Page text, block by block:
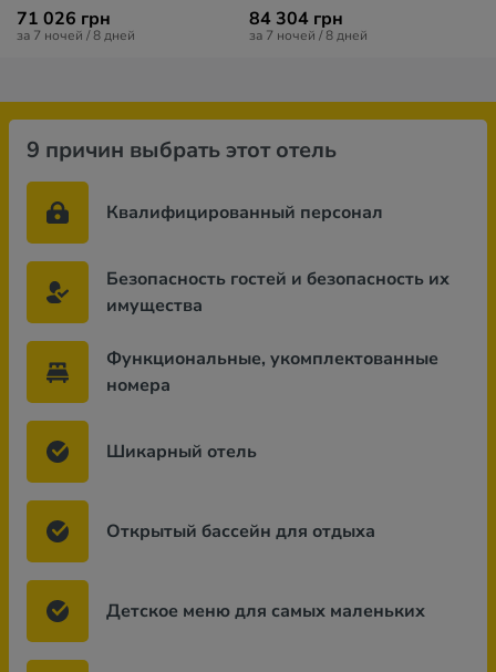
71 026 грн
за 7 ночей / 8 дней
84 304 грн
за 7 ночей / 8 дней
9 причин выбрать этот отель
Квалифицированный персонал
Безопасность гостей и безопасность их
имущества
Функциональные, укомплектованные
номера
Шикарный отель
Открытый бассейн для отдыха
Детское меню для самых маленьких